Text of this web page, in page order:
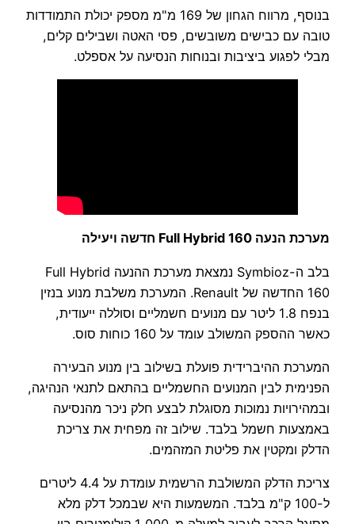
בנוסף, מרווח הגחון של 169 מ"מ מספק יכולת התמודדות
טובה עם כבישים משובשים, פסי האטה ושבילים קלים,
מבלי לפגוע ביציבות ובנוחות הנסיעה על אספלט.
מערכת הנעה Full Hybrid 160 חדשה ויעילה
בלב ה-Symbioz נמצאת מערכת ההנעה Full Hybrid
160 החדשה של Renault. המערכת משלבת מנוע בנזין
בנפח 1.8 ליטר עם מנועים חשמליים וסוללה ייעודית,
כאשר ההספק המשולב עומד על 160 כוחות סוס.
המערכת ההיברידית פועלת בשילוב בין מנוע הבעירה
הפנימית לבין המנועים החשמליים בהתאם לתנאי הנהיגה,
ובמהירויות נמוכות מסוגלת לבצע חלק ניכר מהנסיעה
באמצעות חשמל בלבד. שילוב זה מפחית את צריכת
הדלק ומקטין את פליטת המזהמים.
צריכת הדלק המשולבת הרשמית עומדת על 4.4 ליטרים
ל-100 ק"מ בלבד. המשמעות היא שבמכל דלק מלא